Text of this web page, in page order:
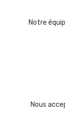
Notre
Nous